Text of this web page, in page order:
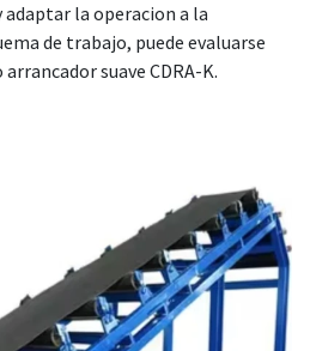
adaptar la operacion a la
de trabajo, puede evaluarse
suave CDRA-K.